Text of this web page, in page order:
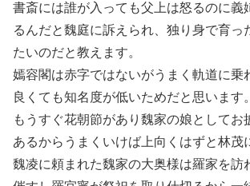
書斎には誰が入っても父上は怒るのに義
るんだと魏庭に訴えられ、独り身で育っ
たいのだと教えます。
嫣容閣は赤字ではないがうまく軌道に乗
良くても知名度が低いためだと思います。
もうすぐ花朝節があり魏家の娘としてお
あるからうまくいけば上向くはずと林茂
魏凌に頼まれた魏家の大奥様は羅家を訪